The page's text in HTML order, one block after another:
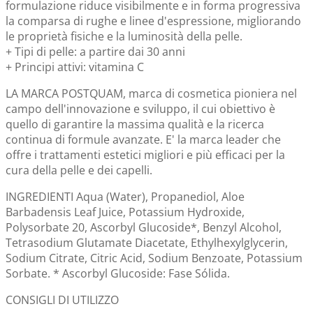
formulazione riduce visibilmente e in forma progressiva
la comparsa di rughe e linee d'espressione, migliorando
le proprietà fisiche e la luminosità della pelle.
+ Tipi di pelle: a partire dai 30 anni
+ Principi attivi: vitamina C
LA MARCA POSTQUAM, marca di cosmetica pioniera nel
campo dell'innovazione e sviluppo, il cui obiettivo è
quello di garantire la massima qualità e la ricerca
continua di formule avanzate. E' la marca leader che
offre i trattamenti estetici migliori e più efficaci per la
cura della pelle e dei capelli.
INGREDIENTI Aqua (Water), Propanediol, Aloe
Barbadensis Leaf Juice, Potassium Hydroxide,
Polysorbate 20, Ascorbyl Glucoside*, Benzyl Alcohol,
Tetrasodium Glutamate Diacetate, Ethylhexylglycerin,
Sodium Citrate, Citric Acid, Sodium Benzoate, Potassium
Sorbate. * Ascorbyl Glucoside: Fase Sólida.
CONSIGLI DI UTILIZZO